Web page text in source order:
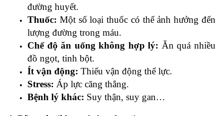
đường huyết.
Thuốc: Một số loại thuốc có thể ảnh hưởng đến
lượng đường trong máu.
Chế độ ăn uống không hợp lý: Ăn quá nhiều
đồ ngọt, tinh bột.
Ít vận động: Thiếu vận động thể lực.
Stress: Áp lực căng thẳng.
Bệnh lý khác: Suy thận, suy gan…